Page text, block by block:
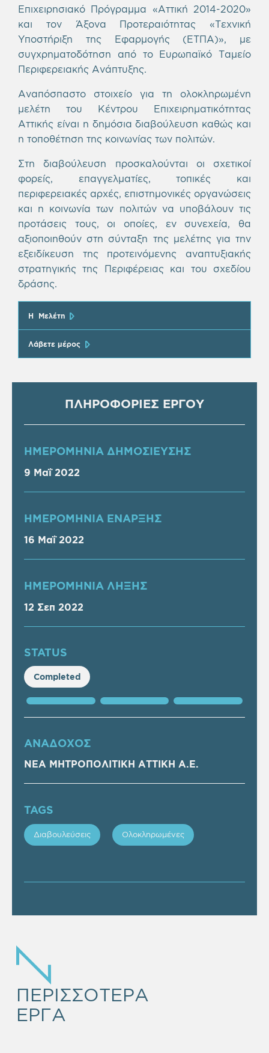
Επιχειρησιακό Πρόγραμμα «Αττική 2014-2020»
και τον Άξονα Προτεραιότητας «Τεχνική
Υποστήριξη της Εφαρμογής (ΕΤΠΑ)», με
συγχρηματοδότηση από το Ευρωπαϊκό Ταμείο
Περιφερειακής Ανάπτυξης.
Αναπόσπαστο στοιχείο για τη ολοκληρωμένη
μελέτη του Κέντρου Επιχειρηματικότητας
Αττικής είναι η δημόσια διαβούλευση καθώς και
η τοποθέτηση της κοινωνίας των πολιτών.
Στη διαβούλευση προσκαλούνται οι σχετικοί
φορείς, επαγγελματίες, τοπικές και
περιφερειακές αρχές, επιστημονικές οργανώσεις
και η κοινωνία των πολιτών να υποβάλουν τις
προτάσεις τους, οι οποίες, εν συνεχεία, θα
αξιοποιηθούν στη σύνταξη της μελέτης για την
εξειδίκευση της προτεινόμενης αναπτυξιακής
στρατηγικής της Περιφέρειας και του σχεδίου
δράσης.
Η Μελέτη
Λάβετε μέρος
ΠΛΗΡΟΦΟΡΙΕΣ ΕΡΓΟΥ
ΗΜΕΡΟΜΗΝΙΑ ΔΗΜΟΣΙΕΥΣΗΣ
9 Μαΐ 2022
ΗΜΕΡΟΜΗΝΙΑ ΕΝΑΡΞΗΣ
16 Μαΐ 2022
ΗΜΕΡΟΜΗΝΙΑ ΛΗΞΗΣ
12 Σεπ 2022
STATUS
Completed
ΑΝΑΔΟΧΟΣ
ΝΕΑ ΜΗΤΡΟΠΟΛΙΤΙΚΗ ΑΤΤΙΚΗ Α.Ε.
TAGS
Διαβουλεύσεις Ολοκληρωμένες
ΠΕΡΙΣΣΟΤΕΡΑ
ΕΡΓΑ